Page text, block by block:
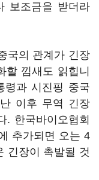
보조금을 받더라
국의 관계가 긴장
할 낌새도 읽힙니
령과 시진핑 중국
이후 무역 긴장
. 한국바이오협회
추가되면 오는 4
긴장이 촉발될 것